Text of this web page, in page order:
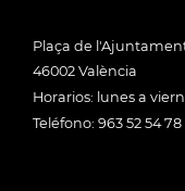
Plaça de l'Ajuntament
46002 València
Horarios: lunes a
Teléfono: 963 52 54 78